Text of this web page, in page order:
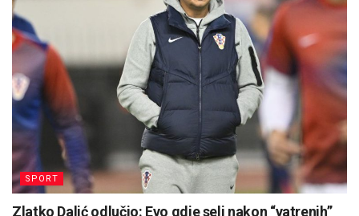
SPORT
Zlatko Dalić odlučio: Evo gdje seli nakon “vatrenih”